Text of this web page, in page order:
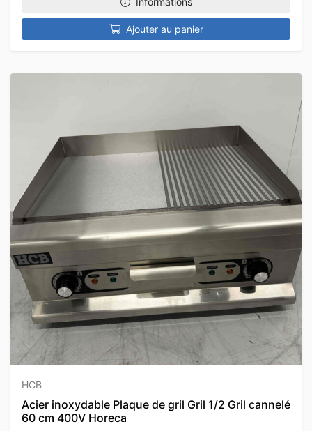
Ajouter au panier
HCB
Acier inoxydable Plaque de gril Gril 1/2 Gril cannelé
60 cm 400V Horeca